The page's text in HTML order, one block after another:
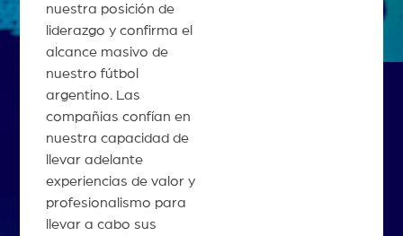
nuestra posición de
liderazgo y confirma el
alcance masivo de
nuestro fútbol
argentino. Las
compañias confían en
nuestra capacidad de
llevar adelante
experiencias de valor y
profesionalismo para
llevar a cabo sus